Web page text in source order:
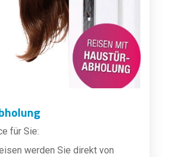
für Sie:
werden Sie direkt von